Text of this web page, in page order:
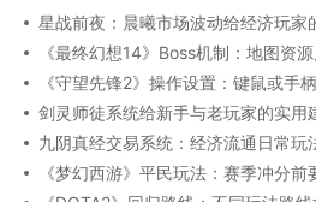
星战前夜：晨曦市场波动给经济玩家
《最终幻想14》Boss机制：地图资
《守望先锋2》操作设置：键鼠或手
剑灵师徒系统给新手与老玩家的实用
九阴真经交易系统：经济流通日常玩
《梦幻西游》平民玩法：赛季冲分前